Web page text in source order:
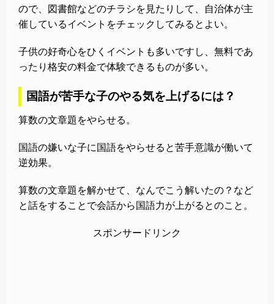
ので、図書館などのチラシを見たりして、自治体が主
催しているイベントをチェックしてみるとよい。
子供の好奇心をひくイベントも多いですし、無料であ
ったり格安の料金で体験できるものが多い。
国語が苦手な子のやる気を上げるには？
算数の文章題をやらせる。
国語の嫌いな子に国語をやらせると苦手意識が働いて
逆効果。
算数の文章題を解かせて、なんでこう解いたの？など
と話をすることで会話から国語力が上がるとのこと。
スポンサードリンク